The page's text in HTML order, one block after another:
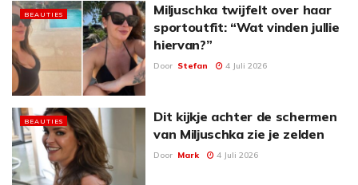
BEAUTIES
Miljuschka twijfelt over haar
sportoutfit: “Wat vinden jullie
hiervan?”
Door Stefan 4 Juli 2026
BEAUTIES
Dit kijkje achter de schermen
van Miljuschka zie je zelden
Door Mark 4 Juli 2026